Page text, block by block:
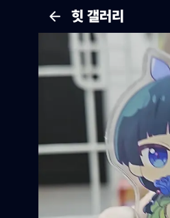
힛 갤러리